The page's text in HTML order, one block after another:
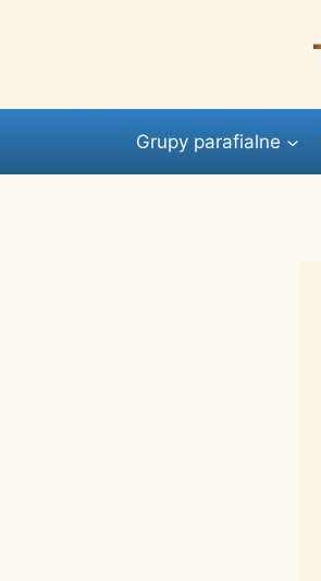
Grupy parafialne